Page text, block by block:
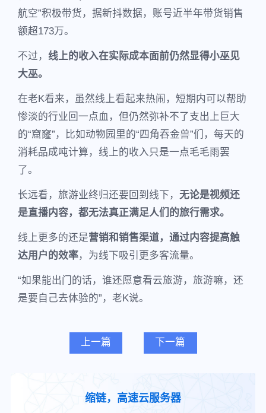
航空”积极带货，据新抖数据，账号近半年带货销售
额超173万。
不过， 线上的收入在实际成本面前仍然显得小巫见
大巫。
在老K看来，虽然线上看起来热闹，短期内可以帮助
惨淡的行业回一点血，但仍然弥补不了支出上巨大
的“窟窿”，比如动物园里的“四角吞金兽”们，每天的
消耗品成吨计算，线上的收入只是一点毛毛雨罢
了。
长远看，旅游业终归还要回到线下， 无论是视频还
是直播内容，都无法真正满足人们的旅行需求。
线上更多的还是营销和销售渠道，通过内容提高触
达用户的效率，为线下吸引更多客流量。
“如果能出门的话，谁还愿意看云旅游，旅游嘛，还
是要自己去体验的”，老K说。
上一篇 下一篇
缩链，高速云服务器